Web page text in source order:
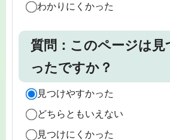
わかりにくかった
質問：このページは
ったですか？
見つけやすかった
どちらともいえない
見つけにくかった